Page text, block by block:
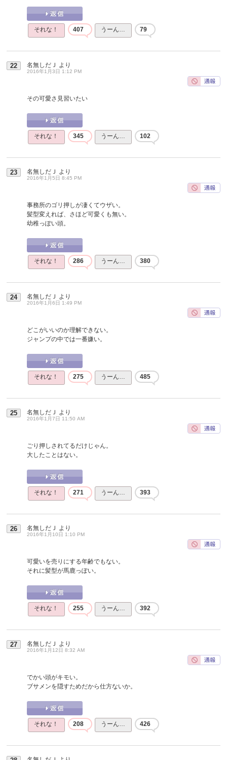
それな！ 407 うーん… 79
22 名無しだＪ より
2016年1月3日 1:12 PM
その可愛さ見習いたい
それな！ 345 うーん… 102
23 名無しだＪ より
2016年1月5日 8:45 PM
事務所のゴリ押しが凄くてウザい。
髪型変えれば、さほど可愛くも無い。
幼稚っぽい頭。
それな！ 286 うーん… 380
24 名無しだＪ より
2016年1月6日 1:49 PM
どこがいいのか理解できない。
ジャンプの中では一番嫌い。
それな！ 275 うーん… 485
25 名無しだＪ より
2016年1月7日 11:50 AM
ごり押しされてるだけじゃん。
大したことはない。
それな！ 271 うーん… 393
26 名無しだＪ より
2016年1月10日 1:10 PM
可愛いを売りにする年齢でもない。
それに髪型が馬鹿っぽい。
それな！ 255 うーん… 392
27 名無しだＪ より
2016年1月12日 8:32 AM
でかい頭がキモい。
ブサメンを隠すためだから仕方ないか。
それな！ 208 うーん… 426